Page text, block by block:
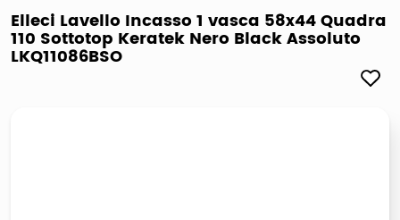
elenchi telefonici
orologio parete
Elleci Lavello Incasso 1 vasca 58x44 Quadra
110 Sottotop Keratek Nero Black Assoluto
LKQ11086BSO